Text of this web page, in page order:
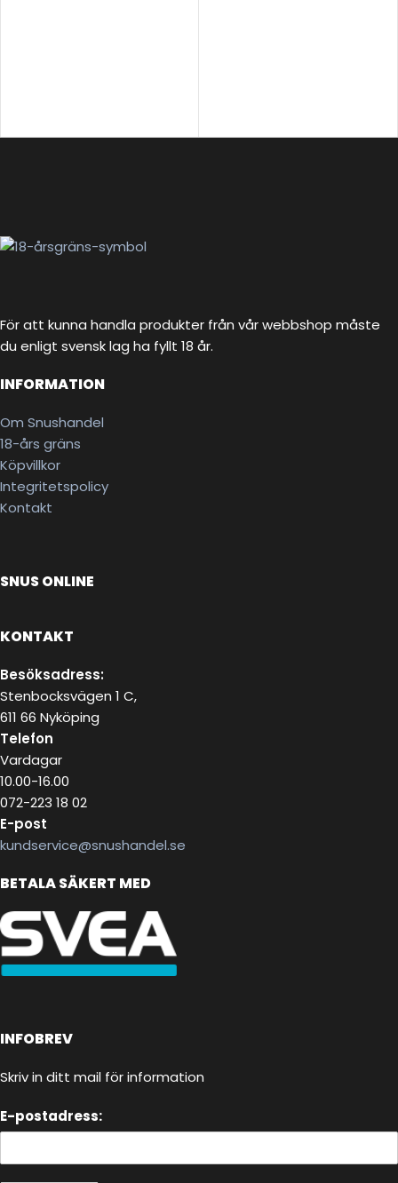
För att kunna handla produkter från vår webbshop måste
du enligt svensk lag ha fyllt 18 år.
INFORMATION
Om Snushandel
18-års gräns
Köpvillkor
Integritetspolicy
Kontakt
SNUS ONLINE
KONTAKT
Besöksadress:
Stenbocksvägen 1 C,
611 66 Nyköping
Telefon
Vardagar
10.00-16.00
072-223 18 02
E-post
kundservice@snushandel.se
BETALA SÄKERT MED
INFOBREV
Skriv in ditt mail för information
E-postadress: